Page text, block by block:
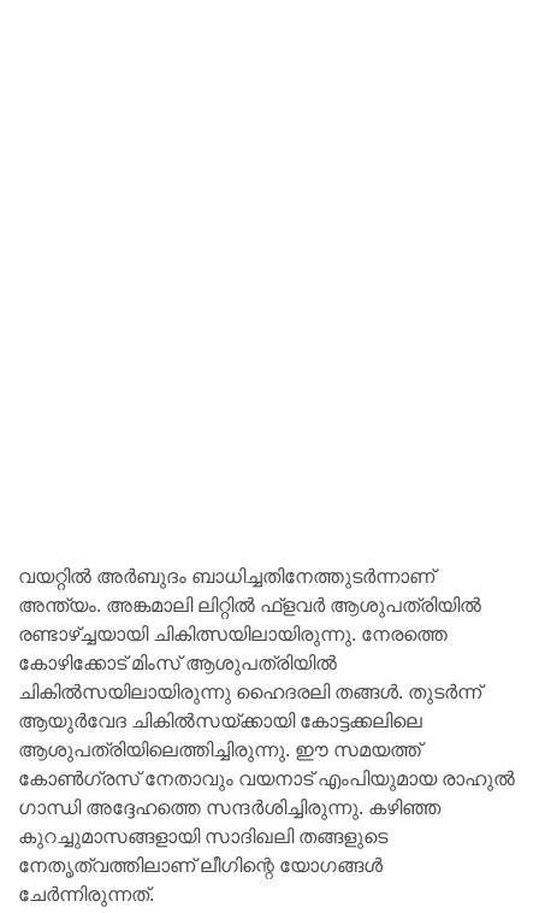
വയറ്റില്‍ അര്‍ബുദം ബാധിച്ചതിനേത്തുടര്‍ന്നാണ്
അന്ത്യം. അങ്കമാലി ലിറ്റില്‍ ഫ്‌ളവർ ആശുപത്രിയില്‍
രണ്ടാഴ്ച്ചയായി ചികിത്സയിലായിരുന്നു. നേരത്തെ
കോഴിക്കോട് മിംസ് ആശുപത്രിയില്‍
ചികില്‍സയിലായിരുന്നു ഹൈദരലി തങ്ങള്‍. തുടര്‍ന്ന്
ആയുര്‍വേദ ചികില്‍സയ്ക്കായി കോട്ടക്കലിലെ
ആശുപത്രിയിലെത്തിച്ചിരുന്നു. ഈ സമയത്ത്
കോണ്‍ഗ്രസ് നേതാവും വയനാട് എംപിയുമായ രാഹുല്‍
ഗാന്ധി അദ്ദേഹത്തെ സന്ദര്‍ശിച്ചിരുന്നു. കഴിഞ്ഞ
കുറച്ചുമാസങ്ങളായി സാദിഖലി തങ്ങളുടെ
നേതൃത്വത്തിലാണ് ലീഗിന്റെ യോഗങ്ങള്‍
ചേര്‍ന്നിരുന്നത്.